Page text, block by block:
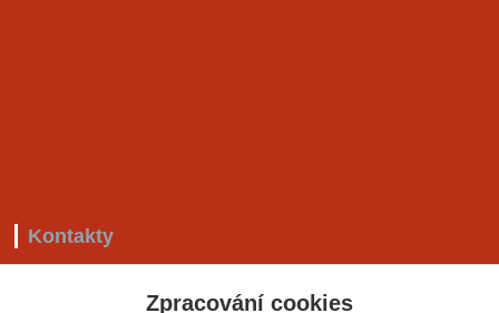
Kontakty
Zpracování cookies